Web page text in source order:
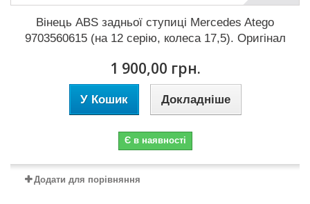
Вінець ABS задньої ступиці Mercedes Atego
9703560615 (на 12 серію, колеса 17,5). Оригінал
1 900,00 грн.
У Кошик Докладніше
Є в наявності
Додати для порівняння